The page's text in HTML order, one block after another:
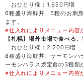
土 29
日 30
月 31
おひとり様：1,650円増
6種盛り海鮮丼、5種のお刺
ます。
※仕入れによりメニュー内容
【札幌】場外市場で食べる
おひとり様：2,200円増
8種盛り海鮮丼、サーモンハ
ーモンハラス焼定食の3種類
※仕入れによりメニュー内容